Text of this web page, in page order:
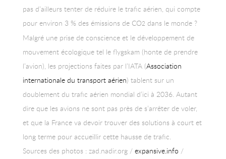
pas d’ailleurs tenter de réduire le trafic aérien, qui compte
pour environ 3 % des émissions de CO2 dans le monde ?
Malgré une prise de conscience et le développement de
mouvement écologique tel le flygskam (honte de prendre
l’avion), les projections faites par l’IATA (Association
internationale du transport aérien) tablent sur un
doublement du trafic aérien mondial d’ici à 2036. Autant
dire que les avions ne sont pas près de s’arrêter de voler,
et que la France va devoir trouver des solutions à court et
long terme pour accueillir cette hausse de trafic.
Sources des photos : zad.nadir.org / expansive.info /